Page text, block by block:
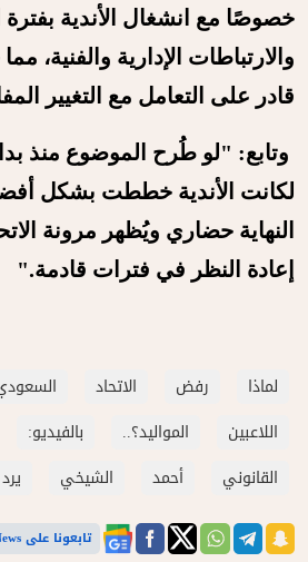
خصوصًا مع انشغال الأندية
والارتباطات الإدارية والفنية،
قادر على التعامل مع التغيير
وتابع: "لو طُرح الموضوع منذ
لكانت الأندية خططت بشكل
النهاية حضاري ويُظهر مرونة
إعادة النظر في فترات قادمة."
لماذا رفض الاتحاد
اللاعبين
المواليد؟.. بالفيديو:
القانوني
أحمد الشيخي يرد
تابعونا على Google News